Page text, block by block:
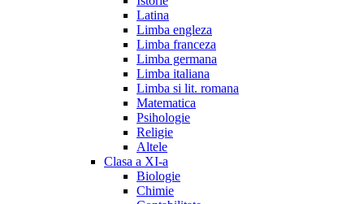
Latina
Limba engleza
Limba franceza
Limba germana
Limba italiana
Limba si lit. romana
Matematica
Psihologie
Religie
Altele
Clasa a XI-a
Biologie
Chimie